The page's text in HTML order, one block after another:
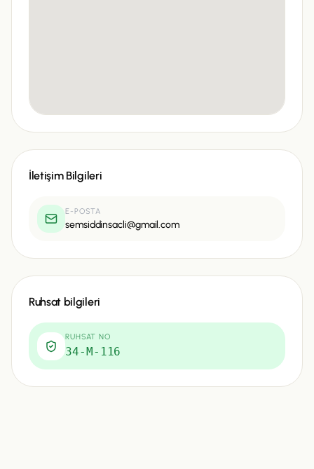
İletişim Bilgileri
E-POSTA
semsiddinsacli@gmail.com
Ruhsat bilgileri
RUHSAT NO
34-M-116